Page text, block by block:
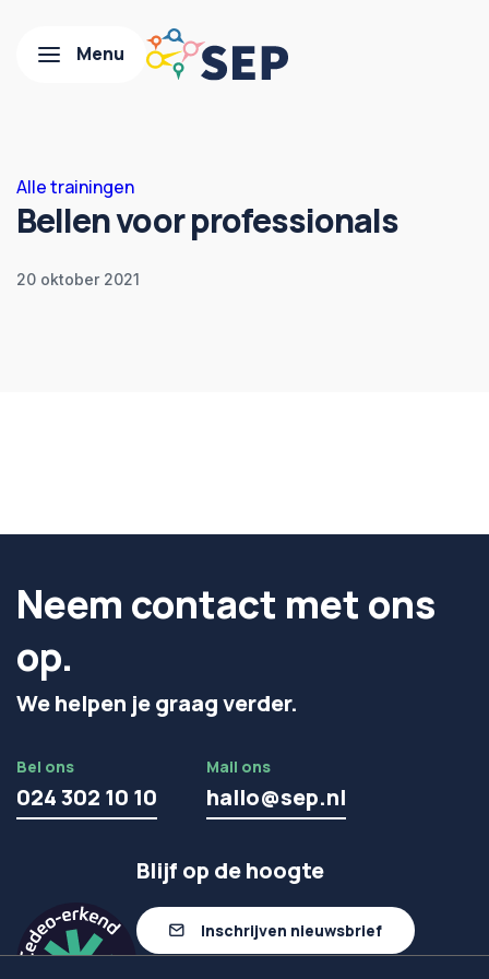
Alle trainingen
Bellen voor professionals
20 oktober 2021
Neem contact met ons
op.
We helpen je graag verder.
Bel ons
024 302 10 10
Mail ons
hallo@sep.nl
Blijf op de hoogte
Inschrijven nieuwsbrief